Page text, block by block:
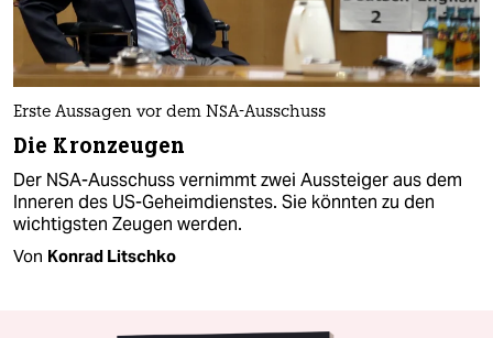
Erste Aussagen vor dem NSA-Ausschuss
Die Kronzeugen
Der NSA-Ausschuss vernimmt zwei Aussteiger aus dem
Inneren des US-Geheimdienstes. Sie könnten zu den
wichtigsten Zeugen werden.
Von Konrad Litschko